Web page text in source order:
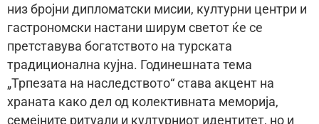
низ бројни дипломатски мисии, културни центри и
гастрономски настани ширум светот ќе се
претставува богатството на турската
традиционална кујна. Годинешната тема
„Трпезата на наследството“ става акцент на
храната како дел од колективната меморија,
семејните ритуали и културниот идентитет, но и